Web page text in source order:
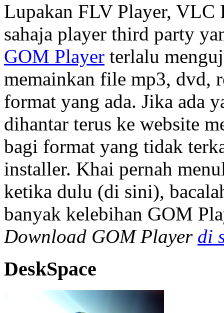
Lupakan FLV Player, VLC
sahaja player third party
GOM Player terlalu
memainkan file mp3, dvd,
format yang ada. Jika ada
dihantar terus ke website
bagi format yang tidak
installer. Khai pernah
ketika dulu (di sini),
banyak kelebihan GOM
Download GOM Player di
DeskSpace